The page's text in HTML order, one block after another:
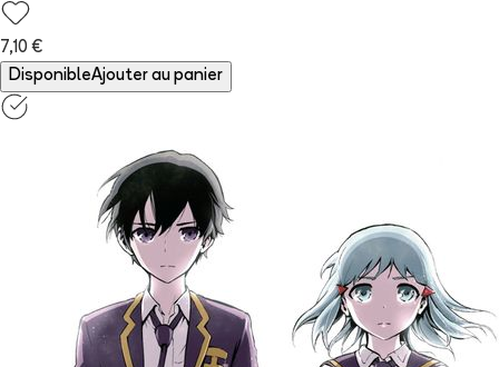
7,10 €
DisponibleAjouter au panier